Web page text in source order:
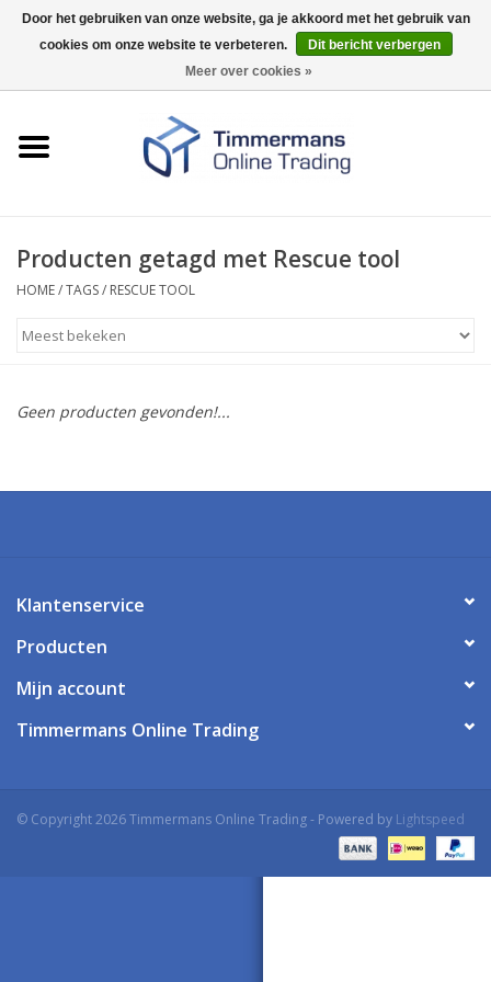
0 Artikelen - €0,00
Merken
Producten getagd met Rescue tool
HOME/TAGS/ RESCUE TOOL
Geen producten gevonden!...
Klantenservice
Producten
Mijn account
Timmermans Online Trading
© Copyright 2026 Timmermans Online Trading - Powered by Lightspeed
Door het gebruiken van onze website, ga je akkoord met het gebruik van
cookies om onze website te verbeteren.
Dit bericht verbergen
Meer over cookies »